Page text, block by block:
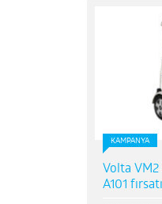
KAMPANYA
Volta
A101